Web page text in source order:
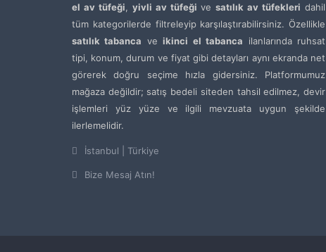
el av tüfeği, yivli av tüfeği vesatılık av tüfekleri dahil
tüm kategorilerde filtreleyip karşılaştırabilirsiniz. Özellikle
satılık tabanca veikinci el tabanca ilanlarında ruhsat
tipi, konum, durum ve fiyat gibi detayları aynı ekranda net
görerek doğru seçime hızla gidersiniz. Platformumuz
mağaza değildir; satış bedeli siteden tahsil edilmez, devir
işlemleri yüz yüze ve ilgili mevzuata uygun şekilde
ilerlemelidir.
İstanbul | Türkiye
Bize Mesaj Atın!